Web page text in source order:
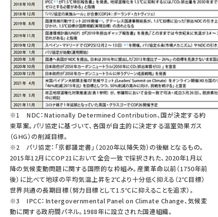
※1 NDC：Nationally Determined Contribution、国が決定する約
束草案。パリ協定に基づいて、各国が自主的に決定する温室効果ガス
（GHG）の削減目標。
※2 パリ協定：「京都議定書」（2020年以降失効）の後継となるもの。
2015年12月にCOP21において全会一致で採択された、2020年1月以
降の気候変動問題に関する国際的な枠組み。産業革命以前（1750年前
後）に比べて地球の平均気温上昇を2℃より十分低く抑える（2℃目標）
世界共通の長期目標（努力目標として1.5℃に抑えることを追求）。
※3 IPCC：Intergovernmental Panel on Climate Change、気候変
動に関する政府間パネル。1988年に設立された国連組織。